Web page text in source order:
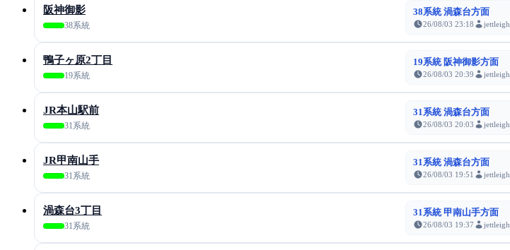
阪神御影
38系統
38系統 渦森台方面
26/08/03 23:18 jettleigh
鴨子ヶ原2丁目
19系統
19系統 阪神御影方面
26/08/03 20:39 jettleigh
JR本山駅前
31系統
31系統 渦森台方面
26/08/03 20:03 jettleigh
JR甲南山手
31系統
31系統 渦森台方面
26/08/03 19:51 jettleigh
渦森台3丁目
31系統
31系統 甲南山手方面
26/08/03 19:37 jettleigh